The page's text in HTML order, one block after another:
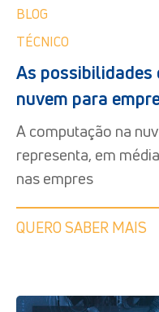
BLOG
TÉCNICO
As possibilidades
nuvem para
A computação na
representa, em
nas empres
QUERO SABER MAIS